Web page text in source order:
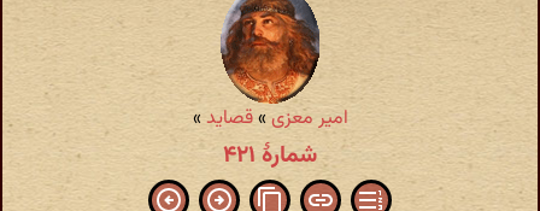
امیر معزی»قصاید»
شمارهٔ ۴۲۱